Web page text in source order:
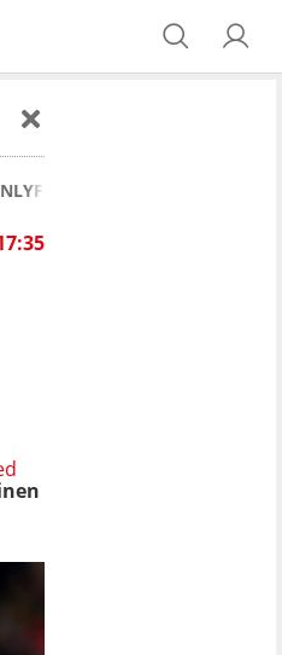
NEWS! VOM KASTEN IN